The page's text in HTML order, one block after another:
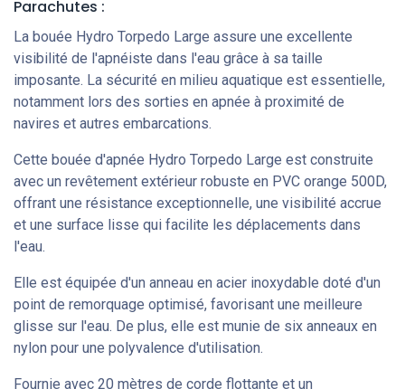
Parachutes :
La bouée Hydro Torpedo Large assure une excellente
visibilité de l'apnéiste dans l'eau grâce à sa taille
imposante. La sécurité en milieu aquatique est essentielle,
notamment lors des sorties en apnée à proximité de
navires et autres embarcations.
Cette bouée d'apnée Hydro Torpedo Large est construite
avec un revêtement extérieur robuste en PVC orange 500D,
offrant une résistance exceptionnelle, une visibilité accrue
et une surface lisse qui facilite les déplacements dans
l'eau.
Elle est équipée d'un anneau en acier inoxydable doté d'un
point de remorquage optimisé, favorisant une meilleure
glisse sur l'eau. De plus, elle est munie de six anneaux en
nylon pour une polyvalence d'utilisation.
Fournie avec 20 mètres de corde flottante et un